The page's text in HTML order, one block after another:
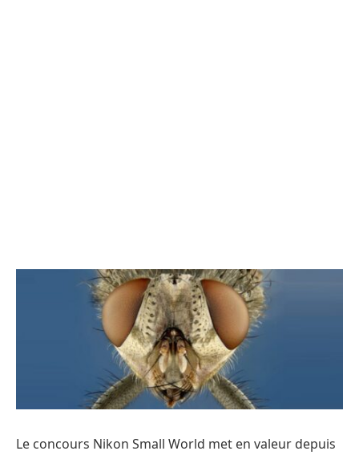
Le concours Nikon Small World met en valeur depuis